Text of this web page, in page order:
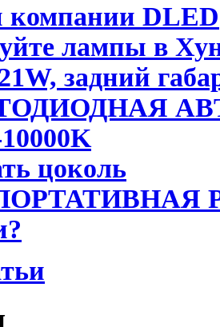
DLED
лампы в
задний
цоколь